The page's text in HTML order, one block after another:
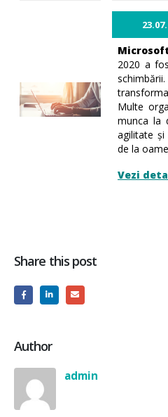
2020 a
Multe
munca la
agilitate și
de la
Vezi
Share this post
Author
admin